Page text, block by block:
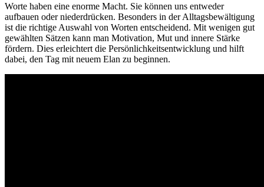
Worte haben eine enorme Macht. Sie können uns entweder
aufbauen oder niederdrücken. Besonders in der Alltagsbewältigung
ist die richtige Auswahl von Worten entscheidend. Mit wenigen gut
gewählten Sätzen kann man Motivation, Mut und innere Stärke
fördern. Dies erleichtert die Persönlichkeitsentwicklung und hilft
dabei, den Tag mit neuem Elan zu beginnen.